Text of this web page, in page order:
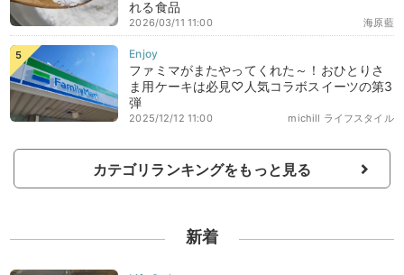
れる食品
海原藍
2026/03/11 11:00
ファミマがまたやってくれた～！おひとりさ
ま用ケーキは必見♡人気コラボスイーツの第3
弾
michill ライフスタイル
2025/12/12 11:00
カテゴリランキングをもっと見る
新着